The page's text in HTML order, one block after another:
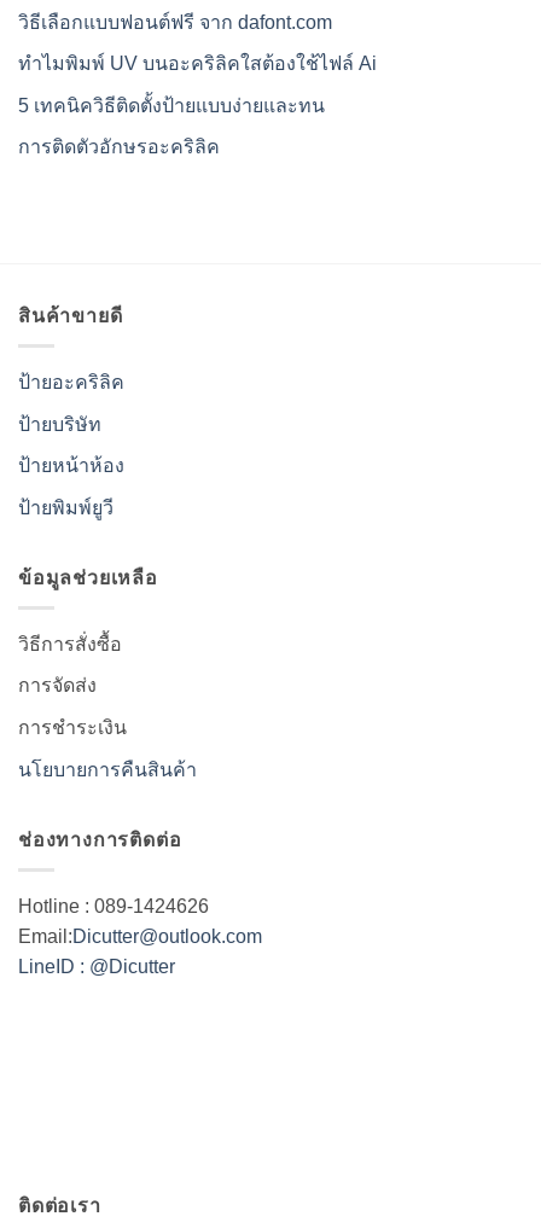
วิธีเลือกแบบฟอนต์ฟรี จาก dafont.com
ทำไมพิมพ์ UV บนอะคริลิคใสต้องใช้ไฟล์ Ai
5 เทคนิควิธีติดตั้งป้ายแบบง่ายและทน
การติดตัวอักษรอะคริลิค
สินค้าขายดี
ป้ายอะคริลิค
ป้ายบริษัท
ป้ายหน้าห้อง
ป้ายพิมพ์ยูวี
ข้อมูลช่วยเหลือ
วิธีการสั่งซื้อ
การจัดส่ง
การชำระเงิน
นโยบายการคืนสินค้า
ช่องทางการติดต่อ
Hotline : 089-1424626
Email:Dicutter@outlook.com
LineID : @Dicutter
ติดต่อเรา